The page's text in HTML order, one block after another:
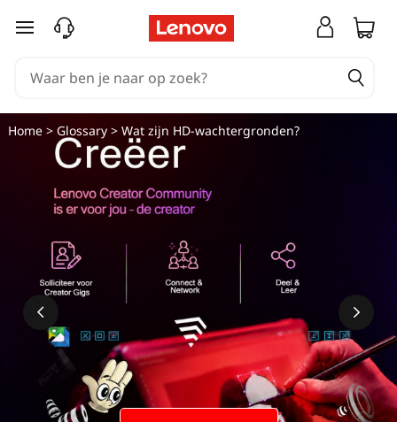
Ga naar de hoofdinhoud
Home> Glossary> Wat zijn HD-wachtergronden?